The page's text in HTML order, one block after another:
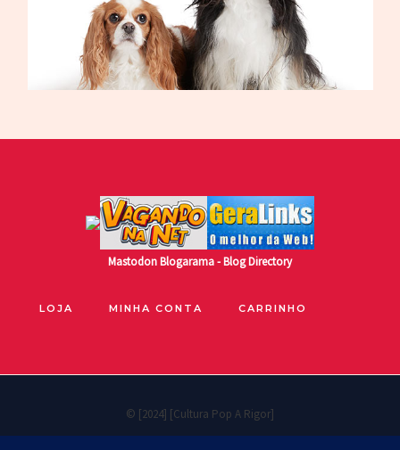
MastodonBlogarama - Blog Directory
LOJA MINHA CONTA CARRINHO
© [2024] [Cultura Pop A Rigor]